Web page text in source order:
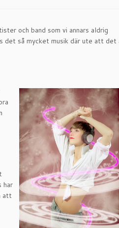
och band som vi annars aldrig
det så mycket musik där ute att det
har
att